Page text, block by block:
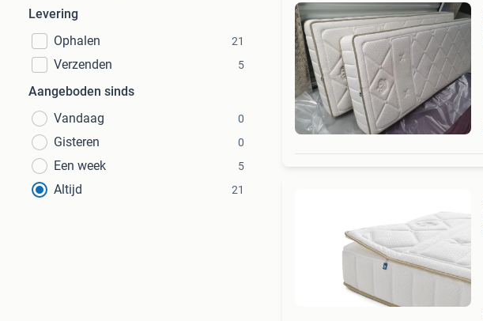
Levering
Ophalen
21
Verzenden 5
Aangeboden sinds
Vandaag
0
Gisteren 0
Een week 5
Altijd 21